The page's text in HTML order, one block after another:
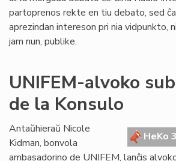
partoprenos rekte en tiu debato, sed
aprezindan intereson pri nia vidpunkto,
jam nun, publike.
UNIFEM-alvoko
de la Konsulo
HeKo
Antaŭhieraŭ Nicole
Kidman, bonvola
ambasadorino de UNIFEM, lanĉis